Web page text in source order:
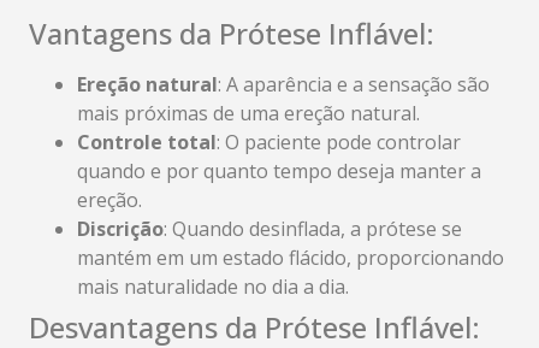
Vantagens da Prótese Inflável:
Ereção natural: A aparência e a sensação são
mais próximas de uma ereção natural.
Controle total: O paciente pode controlar
quando e por quanto tempo deseja manter a
ereção.
Discrição: Quando desinflada, a prótese se
mantém em um estado flácido, proporcionando
mais naturalidade no dia a dia.
Desvantagens da Prótese Inflável: